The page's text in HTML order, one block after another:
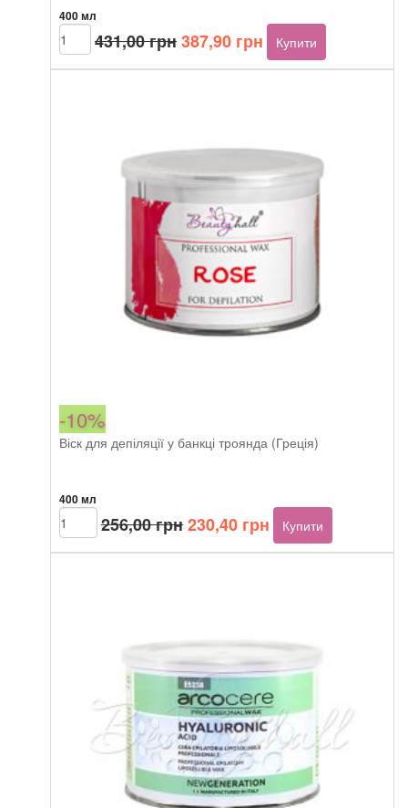
400 мл
431,00грнОригінальна
ціна:
387,90 грнПоточна
ціна:
Arcocere
Diamond
Pure
Купити
-10%
Віск для депіляції у банкці троянда (Греція)
400 мл
256,00грнОригінальна
ціна:
230,40 грнПоточна
ціна:
Beautyhall
Rose
400
Купити